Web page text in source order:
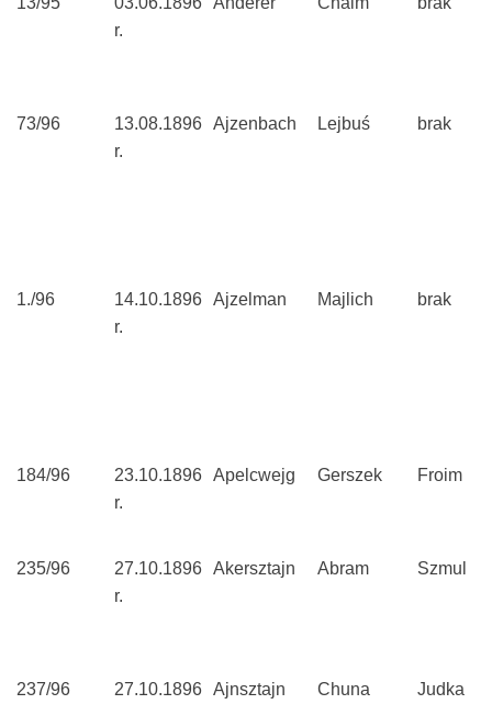
r.
73/96
13.08.1896
r.
Ajzenbach Lejbuś brak
1./96
14.10.1896
r.
Ajzelman Majlich brak
184/96
23.10.1896
r.
Apelcwejg Gerszek Froim
235/96
27.10.1896
r.
Akersztajn Abram Szmul
237/96
27.10.1896 Ajnsztajn
Chuna
Judka